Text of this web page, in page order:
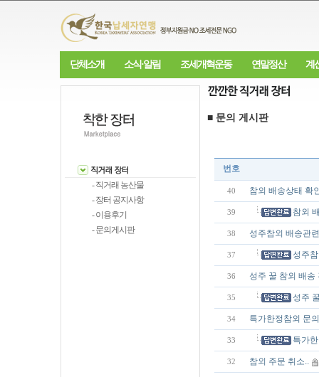
단체소개 소식·알림 조세개혁운동 연말정산 계
- 직거래 농산물
- 장터 공지사항
- 이용후기
- 문의게시판
■ 문의 게시판
번호
40 참외 배송상태 확
39 참외
38 성주참외 배송관
37 성주
36 성주 꿀 참외 배송
35 성주
34 특가한정참외 문
33 특가
32 참외 주문 취소..